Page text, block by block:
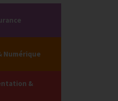
Numérique
&